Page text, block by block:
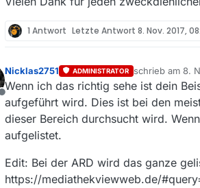
1 Antwort Letzte Antwort 8. Nov. 2017,
Offline
Nicklas2751 ADMINISTRATOR schrieb am 8.
zuletzt editiert
Wenn ich das richtig sehe ist dein
aufgeführt wird. Dies ist bei den
dieser Bereich durchsucht wird.
aufgelistet.
Edit: Bei der ARD wird das ganze
https://mediathekviewweb.de/